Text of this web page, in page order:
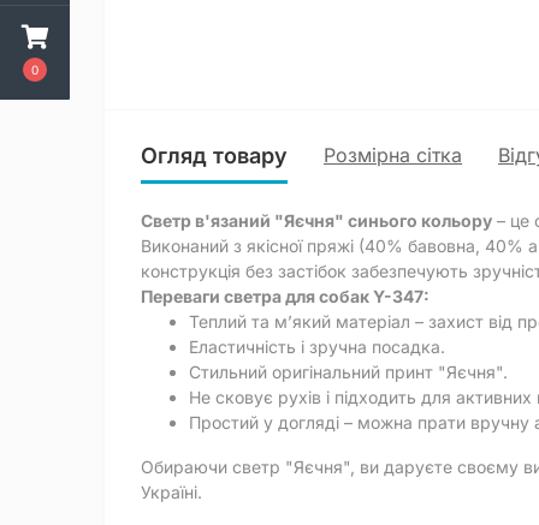
0
Огляд товару Розмірна сітка
Светр в'язаний "Яєчня" синього кольору – це
Виконаний з якісної пряжі (40% бавовна, 40%
конструкція без застібок забезпечують
Переваги светра для собак Y-347:
Теплий та м’який матеріал – захист від
Еластичність і зручна посадка.
Стильний оригінальний принт "Яєчня".
Не сковує рухів і підходить для активних
Простий у догляді – можна прати вручну
Обираючи светр "Яєчня", ви даруєте своєму
Україні.